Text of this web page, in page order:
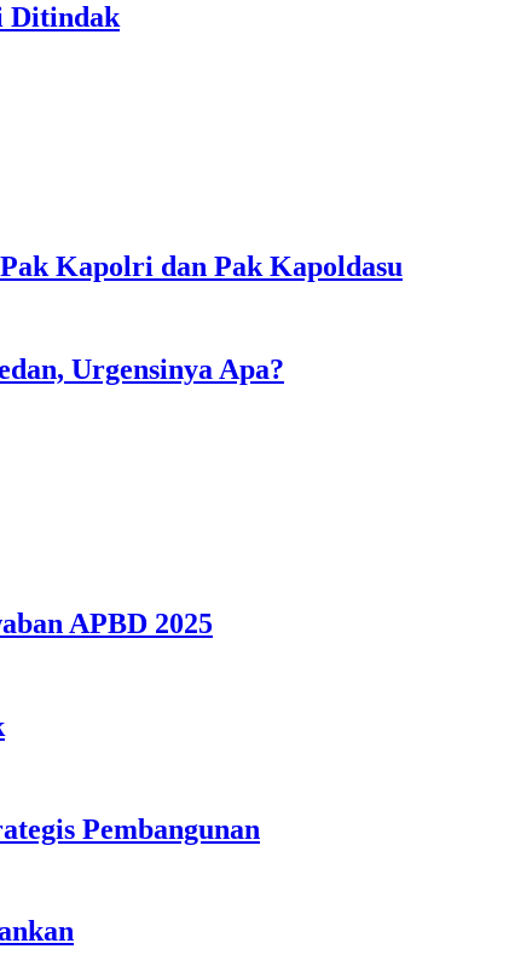
Ditindak
Kapolri dan Pak Kapoldasu
Urgensinya Apa?
APBD 2025
Pembangunan